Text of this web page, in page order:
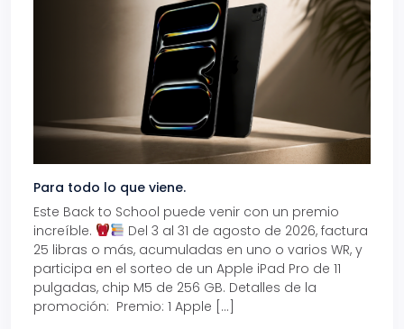
Para todo lo que viene.
Este Back to School puede venir con un premio
increíble.
Del 3 al 31 de agosto de 2026, factura
25 libras o más, acumuladas en uno o varios WR, y
participa en el sorteo de un Apple iPad Pro de 11
pulgadas, chip M5 de 256 GB. Detalles de la
promoción: Premio: 1 Apple […]